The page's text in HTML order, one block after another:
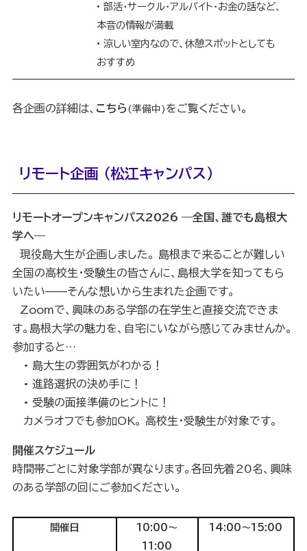
• 部活・サークル・アルバイト・お金の話など、
本音の情報が満載
• 涼しい室内なので、休憩スポットとしても
おすすめ
各企画の詳細は、 こちら (準備中) をご覧ください。
リモート企画 （松江キャンパス）
リモートオープンキャンパス2026 ―全国、誰でも島根大
学へ―
現役島大生が企画しました。 島根まで来ることが難しい
全国の高校生・受験生の皆さんに、島根大学を知ってもら
いたい——そんな想いから生まれた企画です。
Zoomで、興味のある学部の在学生と直接交流できま
す。島根大学の魅力を、自宅にいながら感じてみませんか。
参加すると…
• 島大生の雰囲気がわかる！
• 進路選択の決め手に！
• 受験の面接準備のヒントに！
カメラオフでも参加OK。 高校生・受験生が対象です。
開催スケジュール
時間帯ごとに対象学部が異なります。各回先着20名、興味
のある学部の回にご参加ください。
開催日
10:00～
11:00
14:00～15:00